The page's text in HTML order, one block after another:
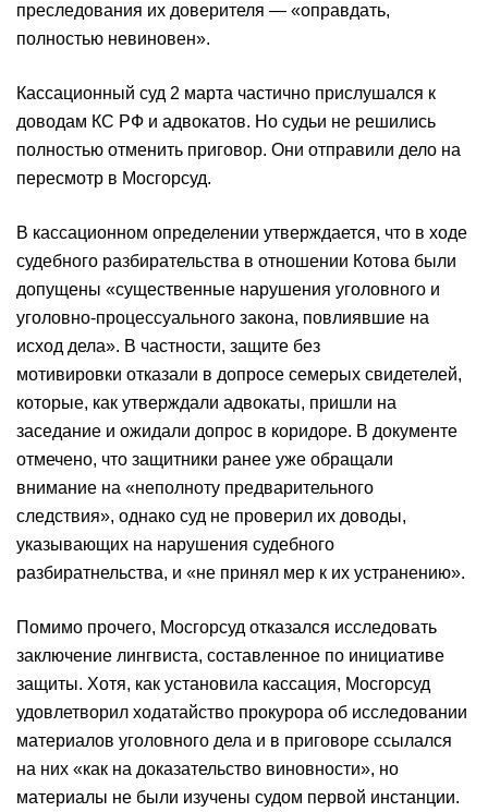
преследования их доверителя — «оправдать,
полностью невиновен».
Кассационный суд 2 марта частично прислушался к
доводам КС РФ и адвокатов. Но судьи не решились
полностью отменить приговор. Они отправили дело на
пересмотр в Мосгорсуд.
В кассационном определении утверждается, что в ходе
судебного разбирательства в отношении Котова были
допущены «существенные нарушения уголовного и
уголовно-процессуального закона, повлиявшие на
исход дела». В частности, защите без
мотивировки отказали в допросе семерых свидетелей,
которые, как утверждали адвокаты, пришли на
заседание и ожидали допрос в коридоре. В документе
отмечено, что защитники ранее уже обращали
внимание на «неполноту предварительного
следствия», однако суд не проверил их доводы,
указывающих на нарушения судебного
разбиратнельства, и «не принял мер к их устранению».
Помимо прочего, Мосгорсуд отказался исследовать
заключение лингвиста, составленное по инициативе
защиты. Хотя, как установила кассация, Мосгорсуд
удовлетворил ходатайство прокурора об исследовании
материалов уголовного дела и в приговоре ссылался
на них «как на доказательство виновности», но
материалы не были изучены судом первой инстанции.